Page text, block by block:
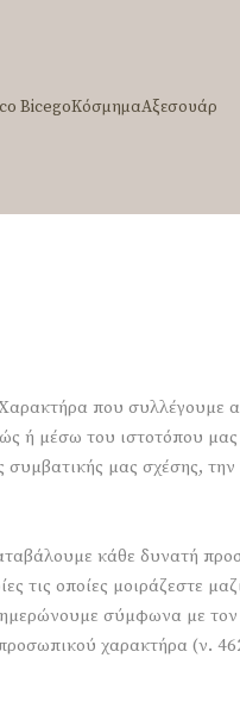
BicegoΚόσμημαΑξεσουάρ
που συλλέγουμε
ή μέσω του ιστοτόπου μας
μας σχέσης, την
κάθε δυνατή
τις οποίες μοιράζεστε
σύμφωνα με
χαρακτήρα (ν.